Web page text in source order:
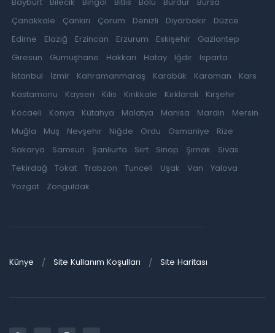
Çanakkale
Çankırı Çorum Denizli Diyarbakır
Düzce
Edirne
Elazığ Erzincan Erzurum Eskişehir
Gaziantep
Giresun
Gümüşhane Hakkari Hatay Iğdır
Isparta
İstanbul
İzmir Kahramanmaraş Karabük Karaman
Kars
Kastamonu
Kayseri Kilis Kırıkkale Kırklareli
Kırşehir
Kocaeli
Konya Kütahya Malatya Manisa Mardin
Mersin
Muğla
Muş Nevşehir Niğde Ordu Osmaniye
Rize
Sakarya
Samsun Şanlıurfa Siirt Sinop Şırnak
Sivas
Tekirdağ
Tokat Trabzon Tunceli Uşak Van
Yalova
Yozgat
Zonguldak
Künye Site Kullanım Koşulları Site Haritası